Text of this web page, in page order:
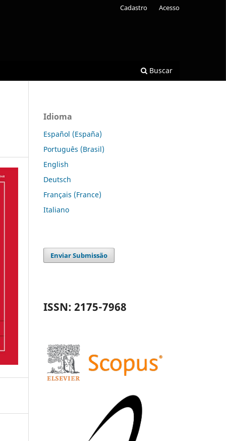
Buscar
Cadastro Acesso
Idioma
Español (España)
Português (Brasil)
English
Deutsch
Français (France)
Italiano
Enviar Submissão
ISSN: 2175-7968